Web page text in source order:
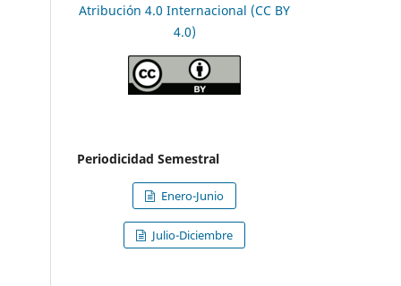
Atribución 4.0 Internacional (CC BY
4.0)
Periodicidad Semestral
Enero-Junio
Julio-Diciembre